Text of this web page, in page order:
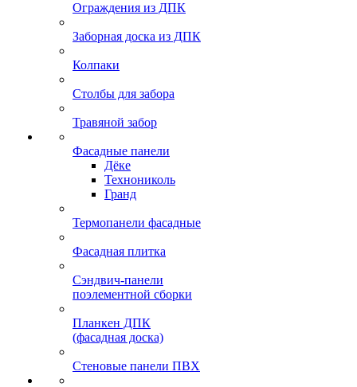
Ограждения из ДПК
Заборная доска из ДПК
Колпаки
Столбы для забора
Травяной забор
Фасадные панели
Дёке
Технониколь
Гранд
Термопанели фасадные
Фасадная плитка
Сэндвич-панели
поэлементной сборки
Планкен ДПК
(фасадная доска)
Стеновые панели ПВХ